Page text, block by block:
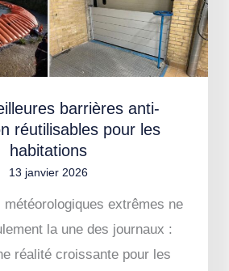
barrières anti-
réutilisables pour les
habitations
13 janvier 2026
météorologiques extrêmes ne
la une des journaux :
réalité croissante pour les
anti-
inondation
réutilisables
les
habitations